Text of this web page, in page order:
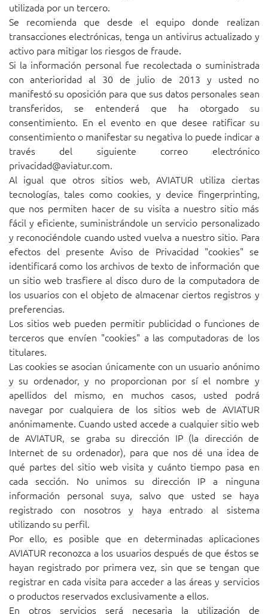
utilizada por un tercero.
Se recomienda que desde el equipo donde realizan
transacciones electrónicas, tenga un antivirus actualizado y
activo para mitigar los riesgos de fraude.
Si la información personal fue recolectada o suministrada
con anterioridad al 30 de julio de 2013 y usted no
manifestó su oposición para que sus datos personales sean
transferidos, se entenderá que ha otorgado su
consentimiento. En el evento en que desee ratificar su
consentimiento o manifestar su negativa lo puede indicar a
través del siguiente correo electrónico
privacidad@aviatur.com.
Al igual que otros sitios web, AVIATUR utiliza ciertas
tecnologías, tales como cookies, y device fingerprinting,
que nos permiten hacer de su visita a nuestro sitio más
fácil y eficiente, suministrándole un servicio personalizado
y reconociéndole cuando usted vuelva a nuestro sitio. Para
efectos del presente Aviso de Privacidad "cookies" se
identificará como los archivos de texto de información que
un sitio web trasfiere al disco duro de la computadora de
los usuarios con el objeto de almacenar ciertos registros y
preferencias.
Los sitios web pueden permitir publicidad o funciones de
terceros que envíen "cookies" a las computadoras de los
titulares.
Las cookies se asocian únicamente con un usuario anónimo
y su ordenador, y no proporcionan por sí el nombre y
apellidos del mismo, en muchos casos, usted podrá
navegar por cualquiera de los sitios web de AVIATUR
anónimamente. Cuando usted accede a cualquier sitio web
de AVIATUR, se graba su dirección IP (la dirección de
Internet de su ordenador), para que nos dé una idea de
qué partes del sitio web visita y cuánto tiempo pasa en
cada sección. No unimos su dirección IP a ninguna
información personal suya, salvo que usted se haya
registrado con nosotros y haya entrado al sistema
utilizando su perfil.
Por ello, es posible que en determinadas aplicaciones
AVIATUR reconozca a los usuarios después de que éstos se
hayan registrado por primera vez, sin que se tengan que
registrar en cada visita para acceder a las áreas y servicios
o productos reservados exclusivamente a ellos.
En otros servicios será necesaria la utilización de